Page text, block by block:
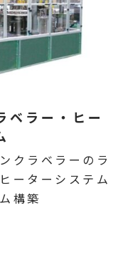
ベラー・ヒー
クラベラーのラ
ーターシステム
構築